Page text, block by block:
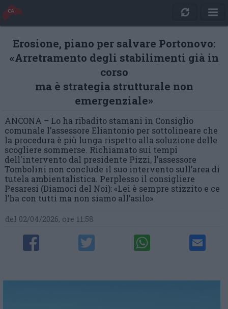
Erosione, piano per salvare Portonovo:
«Arretramento degli stabilimenti già in
corso
ma è strategia strutturale non
emergenziale»
ANCONA – Lo ha ribadito stamani in Consiglio
comunale l’assessore Eliantonio per sottolineare che
la procedura è più lunga rispetto alla soluzione delle
scogliere sommerse. Richiamato sui tempi
dell'intervento dal presidente Pizzi, l’assessore
Tombolini non conclude il suo intervento sull’area di
tutela ambientalistica. Perplesso il consigliere
Pesaresi (Diamoci del Noi): «Lei è sempre stizzito e ce
l’ha con tutti ma non siamo all’asilo»
del 02/04/2026, ore 11:58